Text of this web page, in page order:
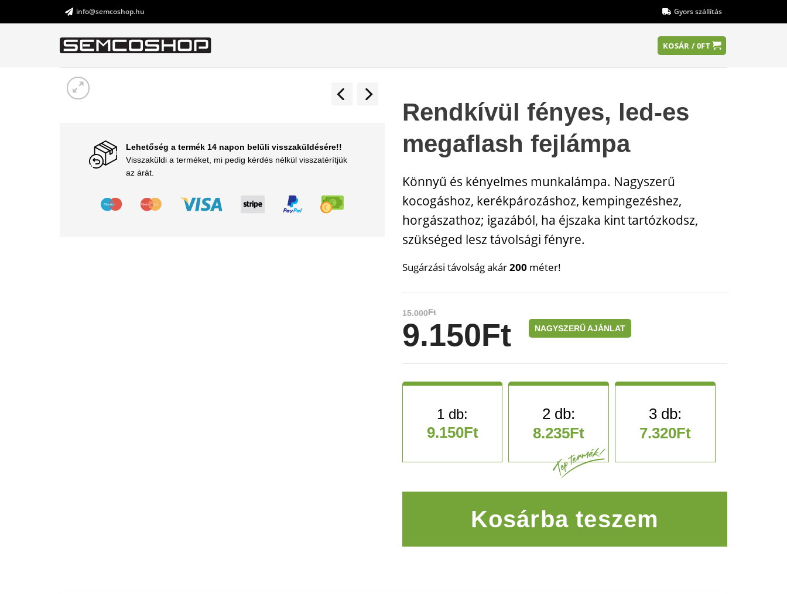
to
info@semcoshop.hu Gyors szállítás
KOSÁR /0FT
Lehetőség a termék 14 napon belüli visszaküldésére!!
Visszaküldi a terméket, mi pedig kérdés nélkül visszatérítjük
az árát.
Rendkívül fényes, led-es
megaflash fejlámpa
Könnyű és kényelmes munkalámpa. Nagyszerű
kocogáshoz, kerékpározáshoz, kempingezéshez,
horgászathoz; igazából, ha éjszaka kint tartózkodsz,
szükséged lesz távolsági fényre.
Sugárzási távolság akár200 méter!
15.000Ft
9.150Ft NAGYSZERŰ AJÁNLAT
9.150Ft 8.235Ft 7.320Ft
Kosárba teszem